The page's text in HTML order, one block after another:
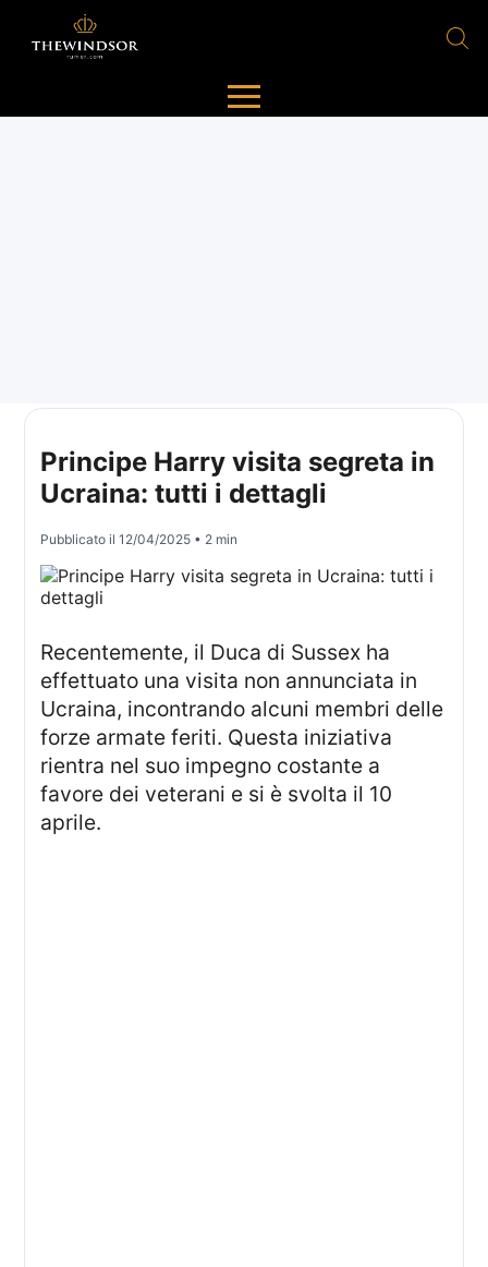
Principe Harry visita segreta in
Ucraina: tutti i dettagli
Pubblicato il12/04/2025 • 2 min
Recentemente, il Duca di Sussex ha
effettuato una visita non annunciata in
Ucraina, incontrando alcuni membri delle
forze armate feriti. Questa iniziativa
rientra nel suo impegno costante a
favore dei veterani e si è svolta il 10
aprile.